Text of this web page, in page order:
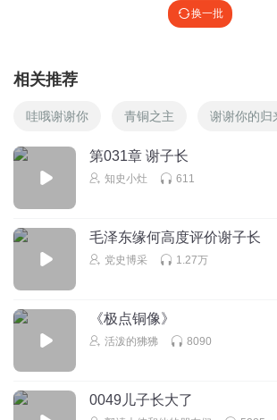
换一批
相关推荐
哇哦谢谢你 青铜之主 谢谢你的归
第031章 谢子长
知史小灶 611
毛泽东缘何高度评价谢子长
党史博采 1.27万
《极点铜像》
活泼的狒狒 8090
0049儿子长大了